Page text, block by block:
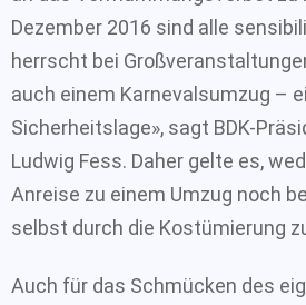
Dezember 2016 sind alle
herrscht bei
auch einem Karnevalsumzug –
Sicherheitslage», sagt BDK-
Ludwig Fess. Daher gelte es,
Anreise zu einem Umzug noch
selbst durch die Kostümierung
Auch für das Schmücken des